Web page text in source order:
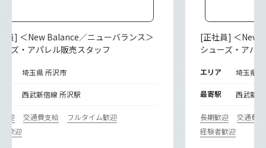
員] ＜New Balance／ニューバランス＞
ーズ・アパレル販売スタッフ
埼玉県 所沢市
西武新宿線 所沢駅
迎 交通費支給
フルタイム歓迎
歓迎
[正社員] ＜New
シューズ・アパ
エリア 埼玉県
最寄駅 西武新
長期歓迎
交通費
経験者歓迎